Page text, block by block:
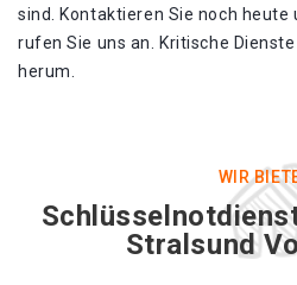
sind. Kontaktieren Sie noch heute
rufen Sie uns an. Kritische
herum.
WIR
Stralsund